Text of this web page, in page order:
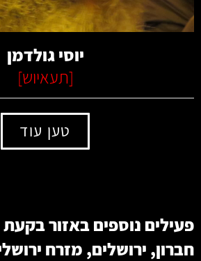
יוסי גולדמן
[תעאיוש]
טען עוד
פעילים נוספים באזורבקעת
חברון, ירושלים, מזרח